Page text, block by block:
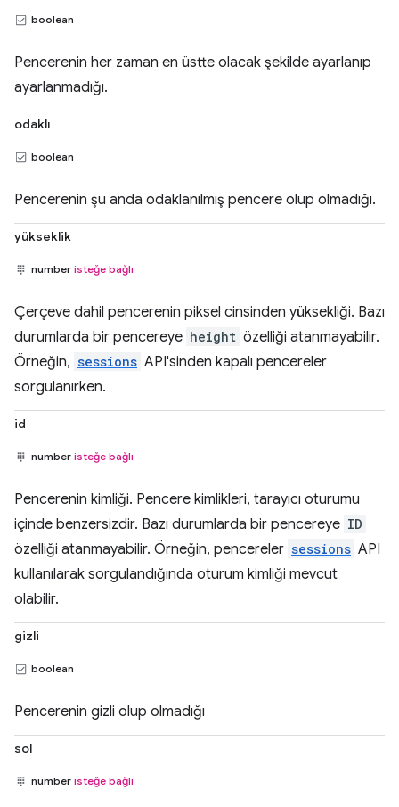
boolean
Pencerenin her zaman en üstte olacak şekilde ayarlanıp
ayarlanmadığı.
odaklı
boolean
Pencerenin şu anda odaklanılmış pencere olup olmadığı.
yükseklik
number isteğe bağlı
Çerçeve dahil pencerenin piksel cinsinden yüksekliği. Bazı
durumlarda bir pencereye height özelliği atanmayabilir.
Örneğin, sessions API'sinden kapalı pencereler
sorgulanırken.
id
number isteğe bağlı
Pencerenin kimliği. Pencere kimlikleri, tarayıcı oturumu
içinde benzersizdir. Bazı durumlarda bir pencereye ID
özelliği atanmayabilir. Örneğin, pencereler sessions API
kullanılarak sorgulandığında oturum kimliği mevcut
olabilir.
gizli
boolean
Pencerenin gizli olup olmadığı
sol
number isteğe bağlı